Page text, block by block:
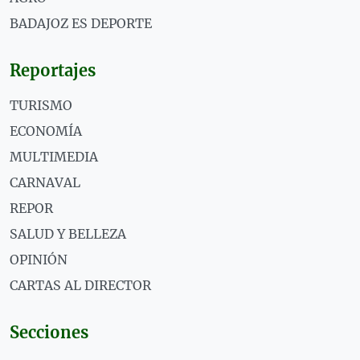
BADAJOZ ES DEPORTE
Reportajes
TURISMO
ECONOMÍA
MULTIMEDIA
CARNAVAL
REPOR
SALUD Y BELLEZA
OPINIÓN
CARTAS AL DIRECTOR
Secciones